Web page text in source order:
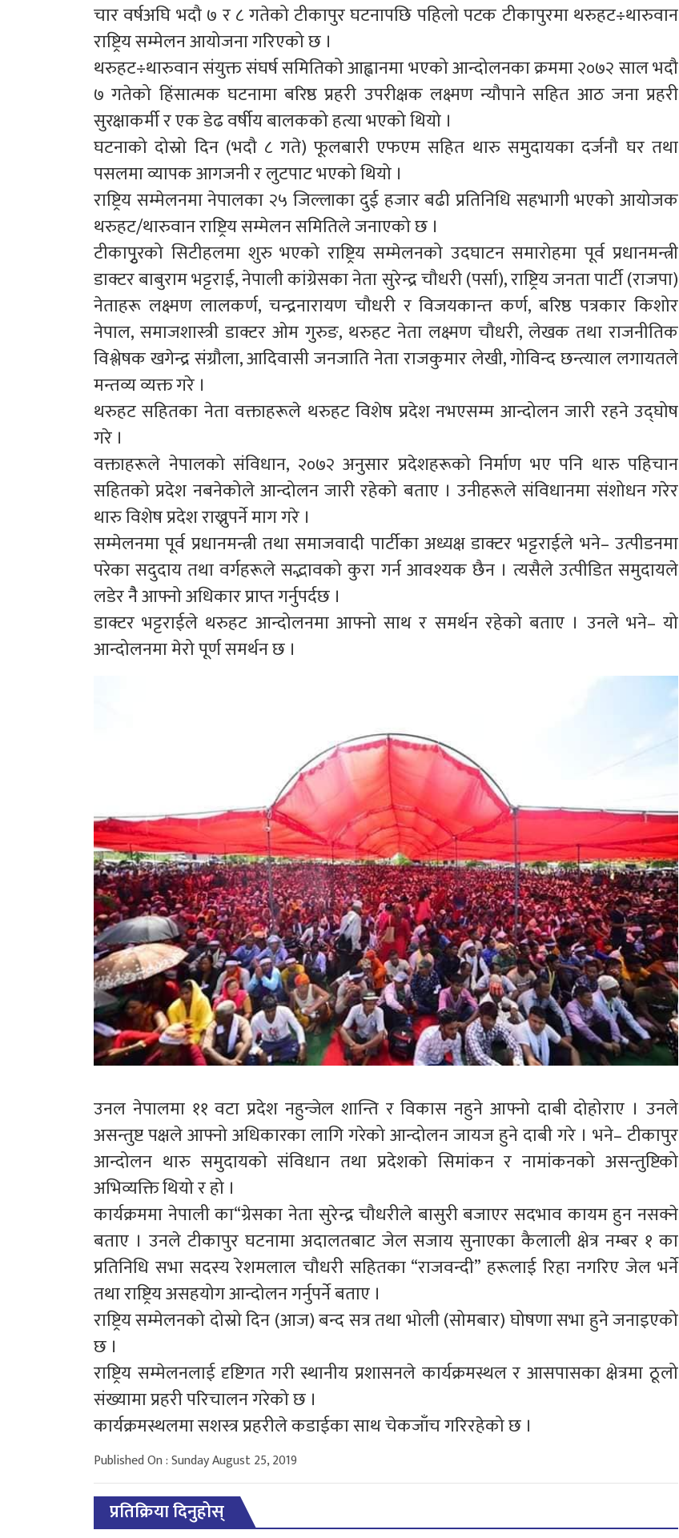
चार वर्षअघि भदौ ७ र ८ गतेको टीकापुर घटनापछि पहिलो पटक टीकापुरमा थरुहट÷थारुवान
राष्ट्रिय सम्मेलन आयोजना गरिएको छ ।
थरुहट÷थारुवान संयुक्त संघर्ष समितिको आह्वानमा भएको आन्दोलनका क्रममा २०७२ साल भदौ
७ गतेको हिंसात्मक घटनामा बरिष्ठ प्रहरी उपरीक्षक लक्ष्मण न्यौपाने सहित आठ जना प्रहरी
सुरक्षाकर्मी र एक डेढ वर्षीय बालकको हत्या भएको थियो ।
घटनाको दोस्रो दिन (भदौ ८ गते) फूलबारी एफएम सहित थारु समुदायका दर्जनौ घर तथा
पसलमा व्यापक आगजनी र लुटपाट भएको थियो ।
राष्ट्रिय सम्मेलनमा नेपालका २५ जिल्लाका दुई हजार बढी प्रतिनिधि सहभागी भएको आयोजक
थरुहट/थारुवान राष्ट्रिय सम्मेलन समितिले जनाएको छ ।
टीकापुृरको सिटीहलमा शुरु भएको राष्ट्रिय सम्मेलनको उदघाटन समारोहमा पूर्व प्रधानमन्त्री
डाक्टर बाबुराम भट्टराई, नेपाली कांग्रेसका नेता सुरेन्द्र चौधरी (पर्सा), राष्ट्रिय जनता पार्टी (राजपा)
नेताहरू लक्ष्मण लालकर्ण, चन्द्रनारायण चौधरी र विजयकान्त कर्ण, बरिष्ठ पत्रकार किशोर
नेपाल, समाजशास्त्री डाक्टर ओम गुरुङ, थरुहट नेता लक्ष्मण चौधरी, लेखक तथा राजनीतिक
विश्लेषक खगेन्द्र संग्रौला, आदिवासी जनजाति नेता राजकुमार लेखी, गोविन्द छन्त्याल लगायतले
मन्तव्य व्यक्त गरे ।
थरुहट सहितका नेता वक्ताहरूले थरुहट विशेष प्रदेश नभएसम्म आन्दोलन जारी रहने उद्घोष
गरे ।
वक्ताहरूले नेपालको संविधान, २०७२ अनुसार प्रदेशहरूको निर्माण भए पनि थारु पहिचान
सहितको प्रदेश नबनेकोले आन्दोलन जारी रहेको बताए । उनीहरूले संविधानमा संशोधन गरेर
थारु विशेष प्रदेश राख्नुपर्ने माग गरे ।
सम्मेलनमा पूर्व प्रधानमन्त्री तथा समाजवादी पार्टीका अध्यक्ष डाक्टर भट्टराईले भने– उत्पीडनमा
परेका सदुदाय तथा वर्गहरूले सद्भावको कुरा गर्न आवश्यक छैन । त्यसैले उत्पीडित समुदायले
लडेर नैै आफ्नो अधिकार प्राप्त गर्नुपर्दछ ।
डाक्टर भट्टराईले थरुहट आन्दोलनमा आफ्नो साथ र समर्थन रहेको बताए । उनले भने– यो
आन्दोलनमा मेरो पूर्ण समर्थन छ ।
उनल नेपालमा ११ वटा प्रदेश नहुन्जेल शान्ति र विकास नहुने आफ्नो दाबी दोहोराए । उनले
असन्तुष्ट पक्षले आफ्नो अधिकारका लागि गरेको आन्दोलन जायज हुने दाबी गरे । भने– टीकापुर
आन्दोलन थारु समुदायको संविधान तथा प्रदेशको सिमांकन र नामांकनको असन्तुष्टिको
अभिव्यक्ति थियो र हो ।
कार्यक्रममा नेपाली का“ग्रेसका नेता सुरेन्द्र चौधरीले बासुरी बजाएर सदभाव कायम हुन नसक्ने
बताए । उनले टीकापुर घटनामा अदालतबाट जेल सजाय सुनाएका कैलाली क्षेत्र नम्बर १ का
प्रतिनिधि सभा सदस्य रेशमलाल चौधरी सहितका “राजवन्दी” हरूलाई रिहा नगरिए जेल भर्ने
तथा राष्ट्रिय असहयोग आन्दोलन गर्नुपर्ने बताए ।
राष्ट्रिय सम्मेलनको दोस्रो दिन (आज) बन्द सत्र तथा भोली (सोमबार) घोषणा सभा हुने जनाइएको
छ ।
राष्ट्रिय सम्मेलनलाई दृष्टिगत गरी स्थानीय प्रशासनले कार्यक्रमस्थल र आसपासका क्षेत्रमा ठूलो
संख्यामा प्रहरी परिचालन गरेको छ ।
कार्यक्रमस्थलमा सशस्त्र प्रहरीले कडाईका साथ चेकजाँच गरिरहेको छ ।
Published On : Sunday August 25, 2019
प्रतिक्रिया दिनुहोस्